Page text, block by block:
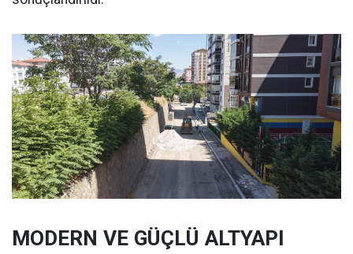
MODERN VE GÜÇLÜ ALTYAPI